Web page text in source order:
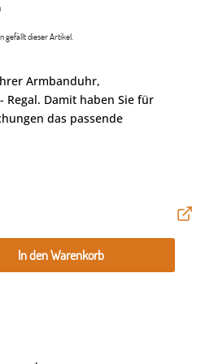
gefällt dieser Artikel.
Armbanduhr,
Regal. Damit haben Sie für
das passende
In den Warenkorb